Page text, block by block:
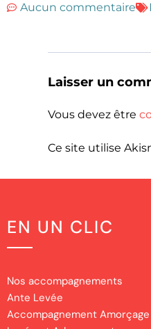
Aucun commentaire
Laisser un
Vous devez être
Ce site utilise
EN UN CLIC
Nos accompagnements
Ante Levée
Accompagnement Amorçage